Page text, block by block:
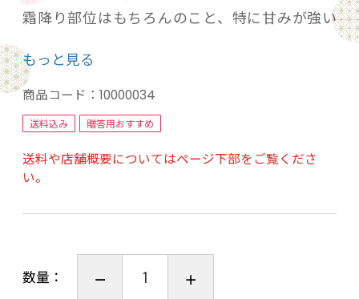
霜降り部位はもちろんのこと、特に甘みが強い
大阪堺市で創業110年精肉店を営む”やまさん阪
本商店”の国産黒毛和牛やまさん牛の美味しさを
是非ご堪能下さい。
【賞味期限】出荷日より冷凍保存にて30日間と
なります。
たします。
もっと見る
商品コード： 10000034
送料込み 贈答用おすすめ
送料や店舗概要についてはページ下部をご覧くださ
い。
数量：